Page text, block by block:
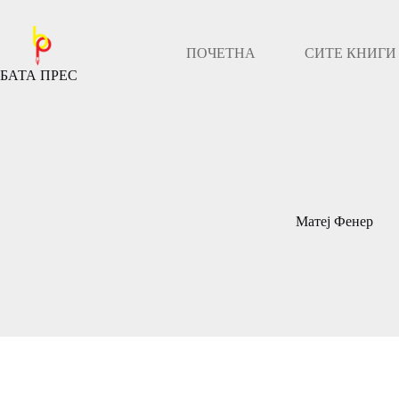
содржината
БАТА ПРЕС
ПОЧЕТНА СИТЕ КНИГИ
Матеј Фенер